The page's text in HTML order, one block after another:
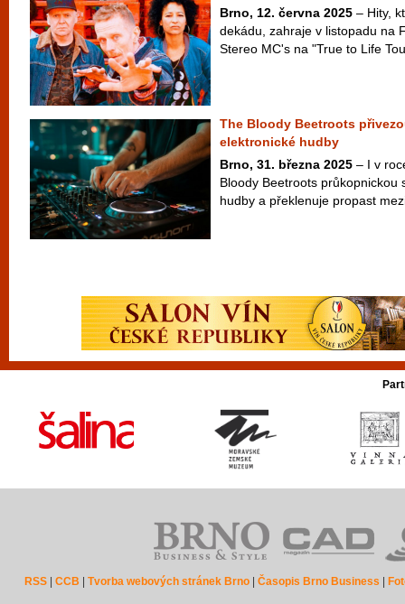
Brno, 12. června 2025 – Hity,
dekádu, zahraje v listopadu na
Stereo MC's na "True to Life
The Bloody Beetroots
elektronické hudby
Brno, 31. března 2025 – I v
Bloody Beetroots průkopnickou
hudby a překlenuje propast
RSS |CCB |Tvorba webových stránek Brno |Časopis Brno Business